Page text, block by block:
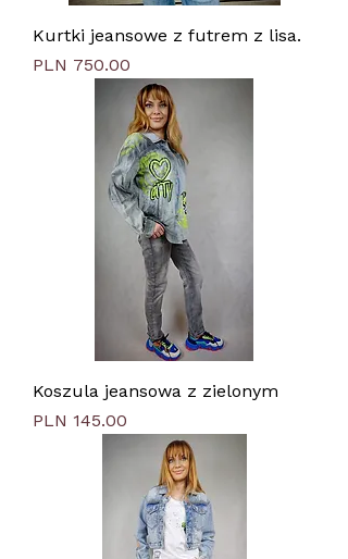
Kurtki jeansowe z futrem z lisa.
Price
PLN 750.00
Koszula jeansowa z zielonym
Price
PLN 145.00